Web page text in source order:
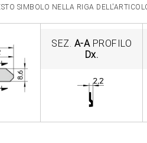
SIMBOLO NELLA RIGA
SEZ. A-APROFILO
Dx.